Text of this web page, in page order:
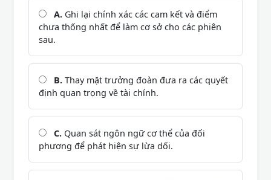
A. Ghi lại chính xác các cam kết và điểm
chưa thống nhất để làm cơ sở cho các phiên
sau.
B. Thay mặt trưởng đoàn đưa ra các quyết
định quan trọng về tài chính.
C. Quan sát ngôn ngữ cơ thể của đối
phương để phát hiện sự lừa dối.